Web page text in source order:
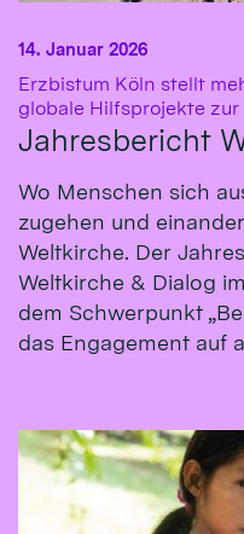
Erzbistum Köln stellt
globale Hilfsprojekte
Jahresbericht
14. Januar 2026
Wo Menschen sich
zugehen und
Weltkirche. Der
Weltkirche & Dialog
dem Schwerpunkt
das Engagement auf